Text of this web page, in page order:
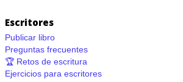
Escritores
Publicar libro
Preguntas frecuentes
🏆 Retos de escritura
Ejercicios para escritores